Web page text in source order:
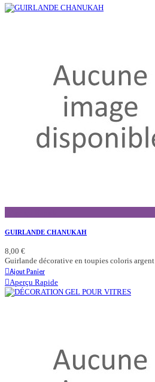
GUIRLANDE CHANUKAH
8,00 €
Guirlande décorative en toupies coloris argent
Ajout Panier
Aperçu Rapide